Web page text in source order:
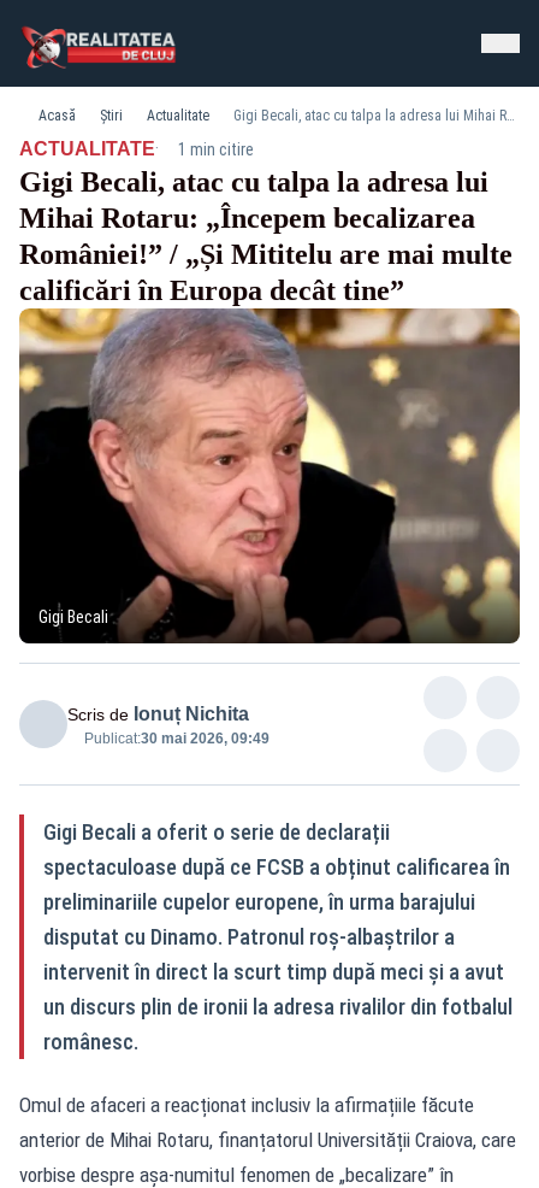
Acasă Știri Actualitate Gigi Becali, atac cu talpa la adresa lui Mihai Rotaru: „Începem becalizarea României!” / „Și Mititelu are mai multe calificări în Europa decât tine”
ACTUALITATE· 1 min citire
Gigi Becali, atac cu talpa la adresa lui
Mihai Rotaru: „Începem becalizarea
României!” / „Și Mititelu are mai multe
calificări în Europa decât tine”
Gigi Becali
Scris de Ionuț Nichita
Publicat:30 mai 2026, 09:49
Gigi Becali a oferit o serie de declarații
spectaculoase după ce FCSB a obținut calificarea în
preliminariile cupelor europene, în urma barajului
disputat cu Dinamo. Patronul roș-albaștrilor a
intervenit în direct la scurt timp după meci și a avut
un discurs plin de ironii la adresa rivalilor din fotbalul
românesc.
Omul de afaceri a reacționat inclusiv la afirmațiile făcute
anterior de Mihai Rotaru, finanțatorul Universității Craiova, care
vorbise despre așa-numitul fenomen de „becalizare” în